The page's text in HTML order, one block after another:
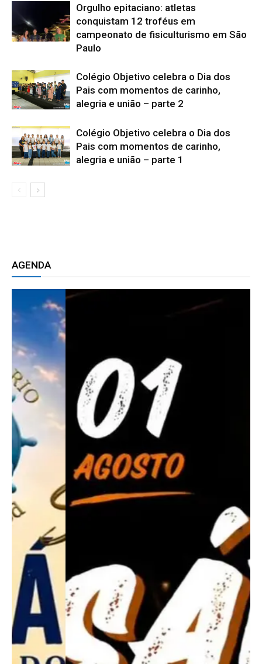
Orgulho epitaciano: atletas
conquistam 12 troféus em
campeonato de fisiculturismo em São
Paulo
Colégio Objetivo celebra o Dia dos
Pais com momentos de carinho,
alegria e união – parte 2
Colégio Objetivo celebra o Dia dos
Pais com momentos de carinho,
alegria e união – parte 1
AGENDA